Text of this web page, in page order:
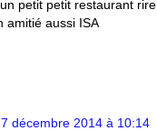
petit petit restaurant rire
amitié aussi ISA
décembre 2014 à 10:14